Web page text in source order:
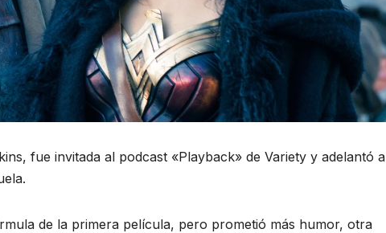
fue invitada al podcast «Playback» de Variety y adelantó a
de la primera película, pero prometió más humor, otra